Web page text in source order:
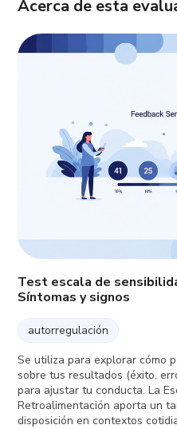
Acerca de esta
Test escala de
Síntomas y signos
autorregulación
Se utiliza para explorar cómo
sobre tus resultados (éxito,
para ajustar tu conducta. La
Retroalimentación aporta un
disposición en contextos